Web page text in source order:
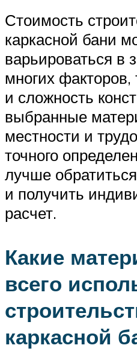
Стоимость
каркасной бани
варьироваться в
многих факторов,
и сложность
выбранные
местности и
точного
лучше
и получить
расчет.
Какие
всего
каркасной